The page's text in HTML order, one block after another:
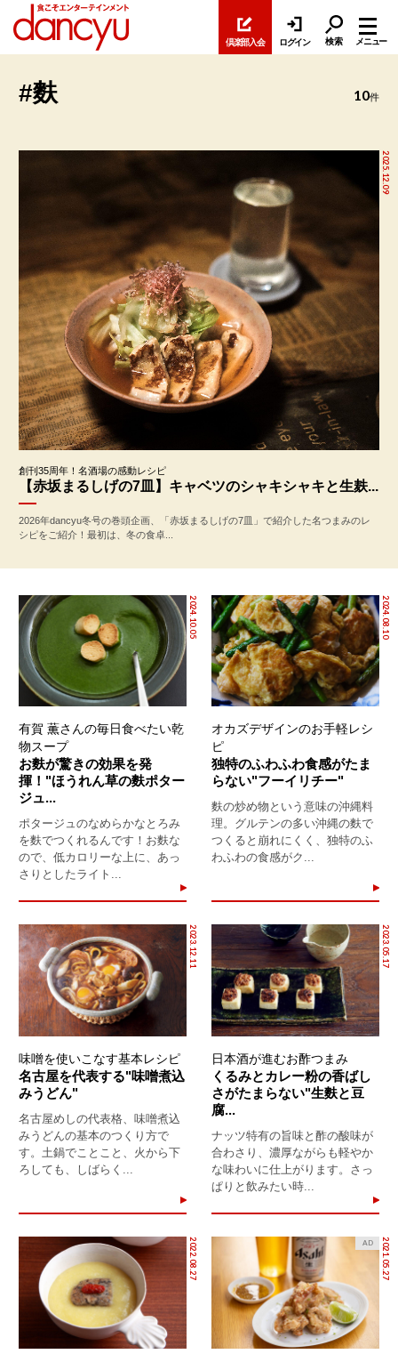
倶楽部入会 ログイン 検索 メニュー
#麩 10件
2025.12.09
創刊35周年！名酒場の感動レシピ
【赤坂まるしげの7皿】キャベツのシャキシャキと生麸...
2026年dancyu冬号の巻頭企画、「赤坂まるしげの7皿」で紹介した名つまみのレ
シピをご紹介！最初は、冬の食卓...
2024.10.05
有賀 薫さんの毎日食べたい乾
物スープ
お麩が驚きの効果を発
揮！"ほうれん草の麩ポター
ジュ...
ポタージュのなめらかなとろみ
を麩でつくれるんです！お麩な
ので、低カロリーな上に、あっ
さりとしたライト...
2024.08.10
オカズデザインのお手軽レシ
ピ
独特のふわふわ食感がたま
らない"フーイリチー"
麩の炒め物という意味の沖縄料
理。グルテンの多い沖縄の麩で
つくると崩れにくく、独特のふ
わふわの食感がク...
2023.12.11
味噌を使いこなす基本レシピ
名古屋を代表する"味噌煮込
みうどん"
名古屋めしの代表格、味噌煮込
みうどんの基本のつくり方で
す。土鍋でことこと、火から下
ろしても、しばらく...
2023.05.17
日本酒が進むお酢つまみ
くるみとカレー粉の香ばし
さがたまらない"生麩と豆
腐...
ナッツ特有の旨味と酢の酸味が
合わさり、濃厚ながらも軽やか
な味わいに仕上がります。さっ
ぱりと飲みたい時...
2022.08.27 2021.05.27
AD